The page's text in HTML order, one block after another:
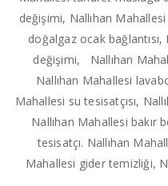
değişimi, Nallıhan
doğalgaz ocak
değişimi, Nallıhan
Nallıhan Mahallesi
Mahallesi su tesisatçısı,
Nallıhan Mahallesi bakır
tesisatçı. Nallıhan
Mahallesi gider temizliği,